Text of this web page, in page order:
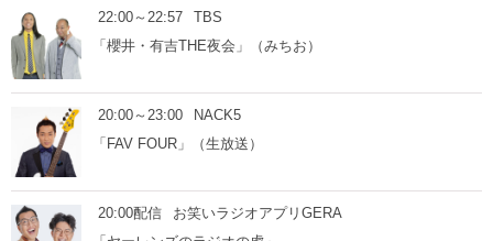
22:00～22:57
TBS
「櫻井・有吉THE夜会」（みちお）
20:00～23:00
NACK5
「FAV FOUR」（生放送）
20:00配信
お笑いラジオアプリGERA